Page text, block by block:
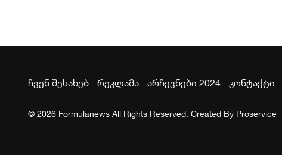
ჩვენ შესახებ რეკლამა არჩევნები 2024 კონტაქტი
© 2026 Formulanews All Rights Reserved. Created By Proservice